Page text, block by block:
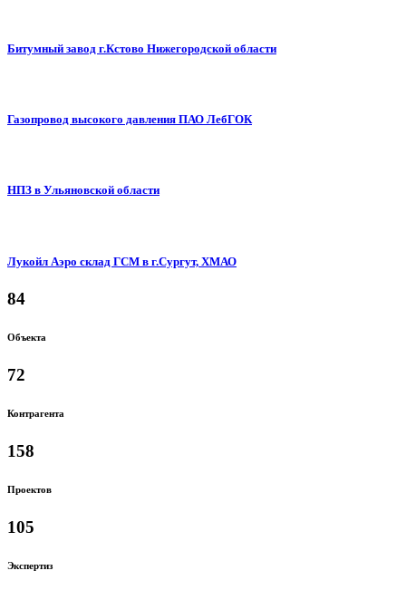
Битумный завод г.Кстово Нижегородской области
Газопровод высокого давления ПАО ЛебГОК
НПЗ в Ульяновской области
Лукойл Аэро склад ГСМ в г.Сургут, ХМАО
84
Объекта
72
Контрагента
158
Проектов
105
Экспертиз